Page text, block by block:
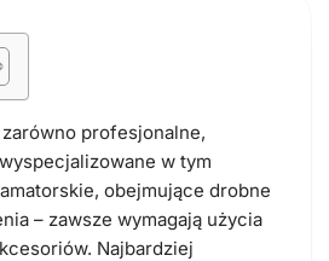
profesjonalne,
w tym
obejmujące drobne
– zawsze wymagają użycia
Najbardziej